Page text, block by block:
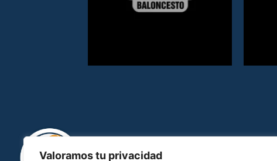
Valoramos tu privacidad